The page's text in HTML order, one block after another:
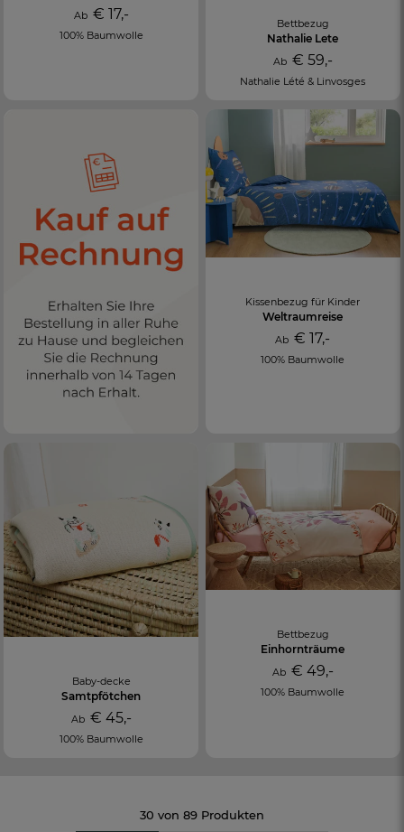
Ab € 17,-
100% Baumwolle
Bettbezug
Nathalie Lete
Ab € 59,-
Nathalie Lété & Linvosges
Kissenbezug für Kinder
Weltraumreise
Ab€ 17,-
100% Baumwolle
Baby-decke
Samtpfötchen
Ab € 45,-
100% Baumwolle
Bettbezug
Einhornträume
Ab € 49,-
100% Baumwolle
30 von 89 Produkten